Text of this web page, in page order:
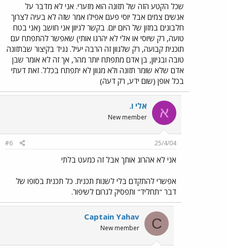
שכל הקטע הזה של תזונה הוא מזערי. אני לא מדבר על
אנשים צמים אבל יוסי פעם אפילו אמר שזה לא בעיה לצרוך
חלבונים במזון של היום יום. בקשר לגיוון אני חושב (אני בטח
טועה, רק שיוסי או אלי לא יהרגו אותי) שאפשר להתפתח עם
תוכנית קבועה, רק שלגוון זה הרבה יעיל. נגיד בקיצור שבתזונה
טובה ובגיוון, בן אדם מתפתח יותר מהר, אך זה לא אומר שבן
אדם שלא שומר תזונה ולא מגוון לא יתפתח בכלל. זאת דעתי
בכל אופן (שום ידע, רק דעה)
א אלי ו.
New member
25/4/04
#6
אני לא אהרוג אותך אבל זה כמעט בלתי
אפשרי להתקדם בלי לשנות תכנית. כל תכנית בסופו של
דבר "תחליד" ותפסיק לגרום לשיפור.
C
Captain Yahav
New member